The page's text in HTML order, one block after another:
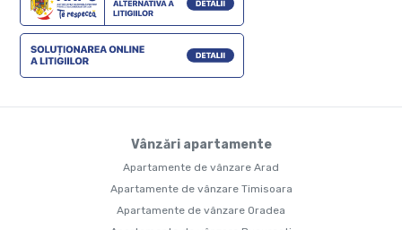
Vânzări apartamente
Apartamente de vânzare Arad
Apartamente de vânzare Timisoara
Apartamente de vânzare Oradea